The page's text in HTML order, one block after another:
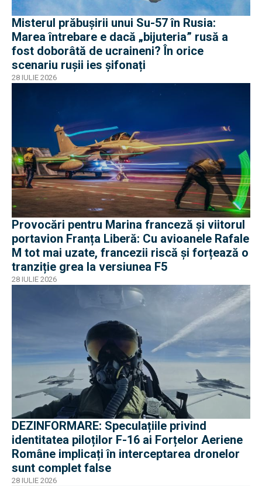
Misterul prăbușirii unui Su-57 în Rusia:
Marea întrebare e dacă „bijuteria” rusă a
fost doborâtă de ucraineni? În orice
scenariu rușii ies șifonați
28 IULIE 2026
Provocări pentru Marina franceză și viitorul
portavion Franța Liberă: Cu avioanele Rafale
M tot mai uzate, francezii riscă și forțează o
tranziție grea la versiunea F5
28 IULIE 2026
DEZINFORMARE: Speculațiile privind
identitatea piloților F-16 ai Forțelor Aeriene
Române implicați în interceptarea dronelor
sunt complet false
28 IULIE 2026